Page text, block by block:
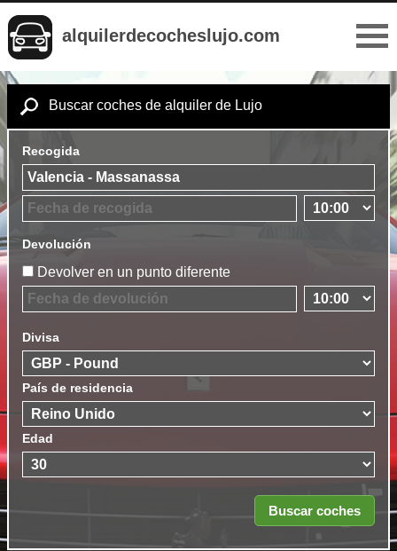
alquilerdecocheslujo.com
Buscar coches de alquiler de Lujo
Recogida
Devolución
Devolver en un punto diferente
Divisa
País de residencia
Edad